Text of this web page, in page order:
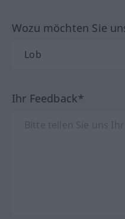
Wozu möchten Sie
Ihr Feedback*